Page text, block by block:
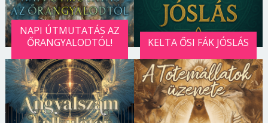
NAPI ÚTMUTATÁS AZ
ŐRANGYALODTÓL!
KELTA ŐSI FÁK JÓSLÁS